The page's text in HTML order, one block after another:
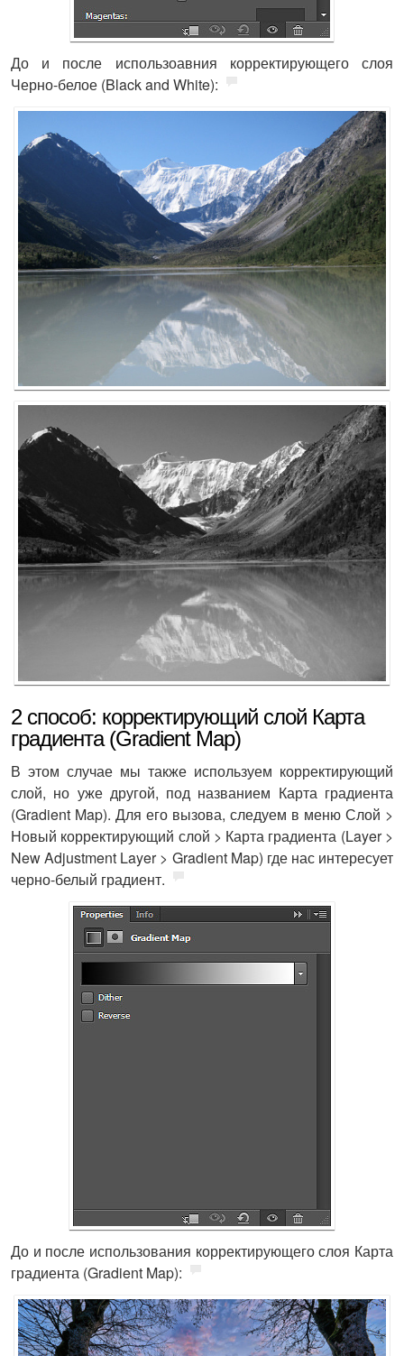
До и после использоавния корректирующего слоя
Черно-белое (Black and White):
2 способ: корректирующий слой Карта
градиента (Gradient Map)
В этом случае мы также используем корректирующий
слой, но уже другой, под названием Карта градиента
(Gradient Map). Для его вызова, следуем в меню Слой >
Новый корректирующий слой > Карта градиента (Layer >
New Adjustment Layer > Gradient Map) где нас интересует
черно-белый градиент.
До и после использования корректирующего слоя Карта
градиента (Gradient Map):